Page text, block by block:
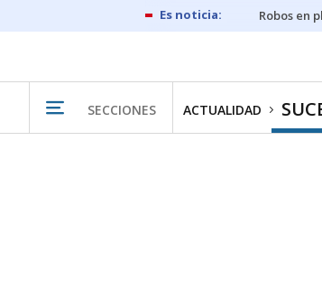
Robos en
SECCIONES ACTUALIDAD